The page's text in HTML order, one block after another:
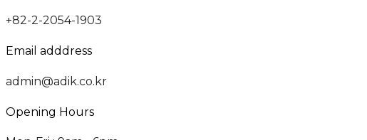
+82-2-2054-1903
Email adddress
admin@adik.co.kr
Opening Hours